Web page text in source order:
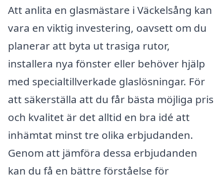
Att anlita en glasmästare i Väckelsång kan
vara en viktig investering, oavsett om du
planerar att byta ut trasiga rutor,
installera nya fönster eller behöver hjälp
med specialtillverkade glaslösningar. För
att säkerställa att du får bästa möjliga pris
och kvalitet är det alltid en bra idé att
inhämtat minst tre olika erbjudanden.
Genom att jämföra dessa erbjudanden
kan du få en bättre förståelse för